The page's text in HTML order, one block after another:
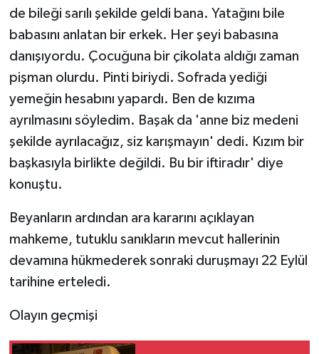
de bileği sarılı şekilde geldi bana. Yatağını bile
babasını anlatan bir erkek. Her şeyi babasına
danışıyordu. Çocuğuna bir çikolata aldığı zaman
pişman olurdu. Pinti biriydi. Sofrada yediği
yemeğin hesabını yapardı. Ben de kızıma
ayrılmasını söyledim. Başak da 'anne biz medeni
şekilde ayrılacağız, siz karışmayın' dedi. Kızım bir
başkasıyla birlikte değildi. Bu bir iftiradır' diye
konuştu.
Beyanların ardından ara kararını açıklayan
mahkeme, tutuklu sanıkların mevcut hallerinin
devamına hükmederek sonraki duruşmayı 22 Eylül
tarihine erteledi.
Olayın geçmişi